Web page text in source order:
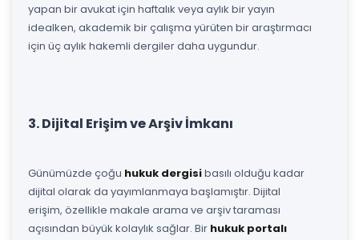
yapan bir avukat için haftalık veya aylık bir yayın
idealken, akademik bir çalışma yürüten bir araştırmacı
için üç aylık hakemli dergiler daha uygundur.
3. Dijital Erişim ve Arşiv İmkanı
Günümüzde çoğu hukuk dergisibasılı olduğu kadar
dijital olarak da yayımlanmaya başlamıştır. Dijital
erişim, özellikle makale arama ve arşiv taraması
açısından büyük kolaylık sağlar. Bir hukuk portalı